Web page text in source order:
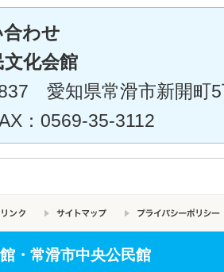
わせ
化会館
愛知県常滑市新開町
：0569-35-3112
・常滑市中央公民館